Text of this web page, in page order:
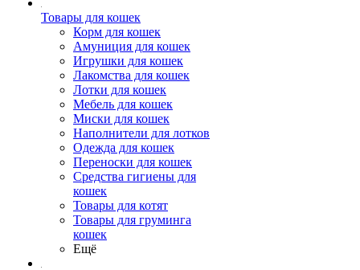
Товары для кошек
Корм для кошек
Амуниция для кошек
Игрушки для кошек
Лакомства для кошек
Лотки для кошек
Мебель для кошек
Миски для кошек
Наполнители для лотков
Одежда для кошек
Переноски для кошек
Средства гигиены для
кошек
Товары для котят
Товары для груминга
кошек
Ещё